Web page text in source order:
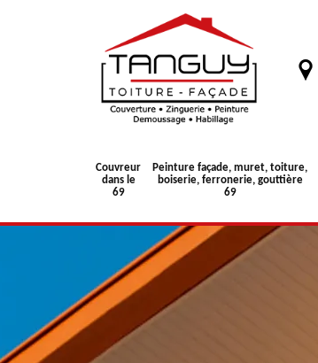
Couvreur
dans le
69
Peinture façade, muret, toiture,
boiserie, ferronerie, gouttière
69